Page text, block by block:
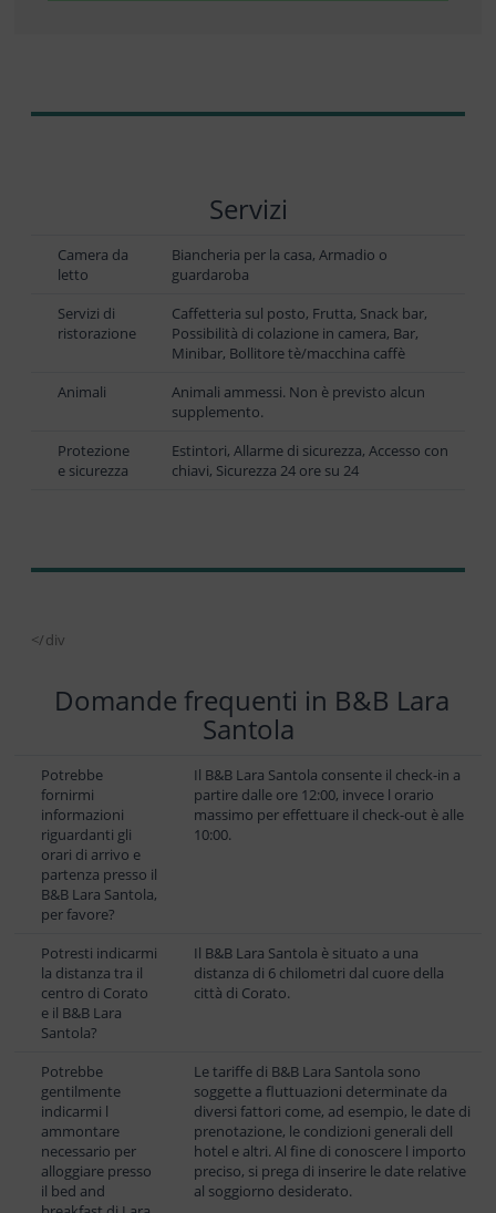
Servizi
Camera da
letto
Biancheria per la casa, Armadio o
guardaroba
Servizi di
ristorazione
Caffetteria sul posto, Frutta, Snack bar,
Possibilità di colazione in camera, Bar,
Minibar, Bollitore tè/macchina caffè
Animali
Animali ammessi. Non è previsto alcun
supplemento.
Protezione
e sicurezza
Estintori, Allarme di sicurezza, Accesso con
chiavi, Sicurezza 24 ore su 24
</div
Domande frequenti in B&B Lara
Santola
Potrebbe
fornirmi
informazioni
riguardanti gli
orari di arrivo e
partenza presso il
B&B Lara Santola,
per favore?
Il B&B Lara Santola consente il check-in a
partire dalle ore 12:00, invece l orario
massimo per effettuare il check-out è alle
10:00.
Potresti indicarmi
la distanza tra il
centro di Corato
e il B&B Lara
Santola?
Il B&B Lara Santola è situato a una
distanza di 6 chilometri dal cuore della
città di Corato.
Potrebbe
gentilmente
indicarmi l
ammontare
necessario per
alloggiare presso
il bed and
Le tariffe di B&B Lara Santola sono
soggette a fluttuazioni determinate da
diversi fattori come, ad esempio, le date di
prenotazione, le condizioni generali dell
hotel e altri. Al fine di conoscere l importo
preciso, si prega di inserire le date relative
al soggiorno desiderato.